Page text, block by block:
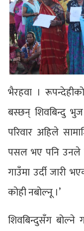
भैरहवा ।
बस्छन् शिवबिन्दु
परिवार अहिले
पसल भए पनि उनले
गाउँमा उर्दी जारी
कोही नबोल्नू ।’
शिवबिन्दुसँग बोल्ने